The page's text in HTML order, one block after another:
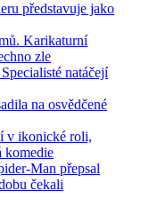
představuje jako
Karikaturní
zle
natáčejí
na osvědčené
v ikonické roli,
komedie
Man přepsal
čekali